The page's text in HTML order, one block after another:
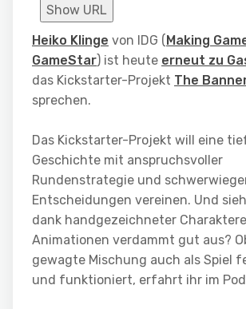
Show URL
Heiko Klinge von IDG (Making
GameStar) ist heute erneut zu
das Kickstarter-Projekt The
sprechen.
Das Kickstarter-Projekt will eine
Geschichte mit anspruchsvoller
Rundenstrategie und
Entscheidungen vereinen. Und
dank handgezeichneter
Animationen verdammt gut aus?
gewagte Mischung auch als Spiel
und funktioniert, erfahrt ihr im